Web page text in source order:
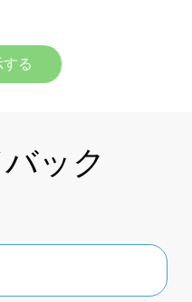
る
ック